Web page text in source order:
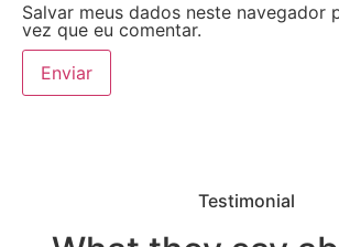
Salvar meus dados neste navegador
vez que eu comentar.
Testimonial